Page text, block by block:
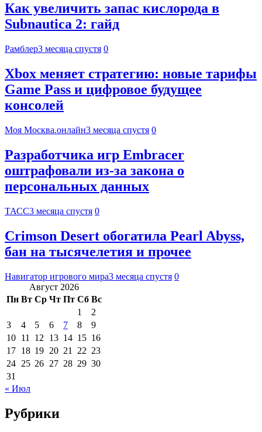
Как увеличить запас кислорода в
Subnautica 2: гайд
Рамблер3 месяца спустя 0
Xbox меняет стратегию: новые тарифы
Game Pass и цифровое будущее
консолей
Моя Москва.онлайн3 месяца спустя 0
Разработчика игр Embracer
оштрафовали из-за закона о
персональных данных
ТАСС3 месяца спустя 0
Crimson Desert обогатила Pearl Abyss,
бан на тысячелетия и прочее
Навигатор игрового мира3 месяца спустя 0
Август 2026
Пн Вт Ср Чт Пт Сб Вс
1
2
3
4 5 6 7 8
9
10 11 12 13 14 15 16
17 18 19 20 21 22 23
24 25 26 27 28 29 30
31
« Июл
Рубрики